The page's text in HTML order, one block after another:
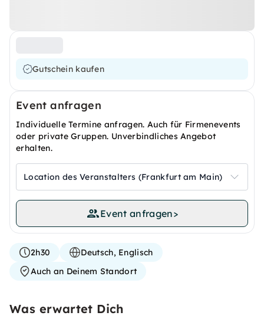
Gutschein kaufen
Event anfragen
Individuelle Termine anfragen. Auch für Firmenevents
oder private Gruppen. Unverbindliches Angebot
erhalten.
Location des Veranstalters (Frankfurt am Main)
Event anfragen>
2h30
Deutsch, Englisch
Auch an Deinem Standort
Was erwartet Dich